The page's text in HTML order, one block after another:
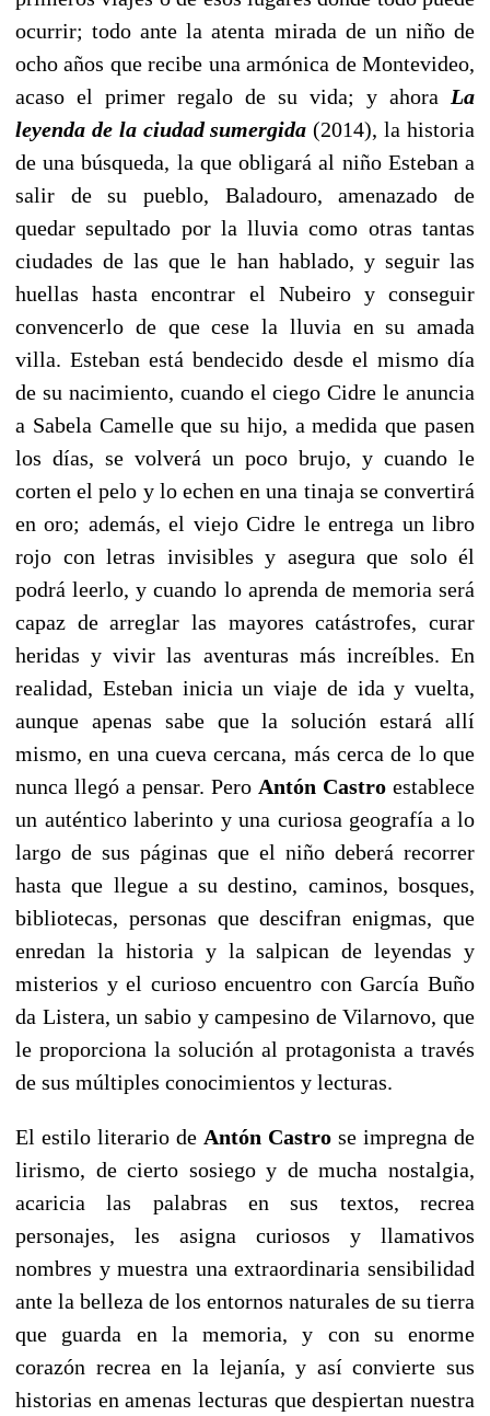
ocurrir; todo ante la atenta mirada de un niño de
ocho años que recibe una armónica de Montevideo,
acaso el primer regalo de su vida; y ahora La
leyenda de la ciudad sumergida (2014), la historia
de una búsqueda, la que obligará al niño Esteban a
salir de su pueblo, Baladouro, amenazado de
quedar sepultado por la lluvia como otras tantas
ciudades de las que le han hablado, y seguir las
huellas hasta encontrar el Nubeiro y conseguir
convencerlo de que cese la lluvia en su amada
villa. Esteban está bendecido desde el mismo día
de su nacimiento, cuando el ciego Cidre le anuncia
a Sabela Camelle que su hijo, a medida que pasen
los días, se volverá un poco brujo, y cuando le
corten el pelo y lo echen en una tinaja se convertirá
en oro; además, el viejo Cidre le entrega un libro
rojo con letras invisibles y asegura que solo él
podrá leerlo, y cuando lo aprenda de memoria será
capaz de arreglar las mayores catástrofes, curar
heridas y vivir las aventuras más increíbles. En
realidad, Esteban inicia un viaje de ida y vuelta,
aunque apenas sabe que la solución estará allí
mismo, en una cueva cercana, más cerca de lo que
nunca llegó a pensar. Pero Antón Castro establece
un auténtico laberinto y una curiosa geografía a lo
largo de sus páginas que el niño deberá recorrer
hasta que llegue a su destino, caminos, bosques,
bibliotecas, personas que descifran enigmas, que
enredan la historia y la salpican de leyendas y
misterios y el curioso encuentro con García Buño
da Listera, un sabio y campesino de Vilarnovo, que
le proporciona la solución al protagonista a través
de sus múltiples conocimientos y lecturas.
El estilo literario de Antón Castro se impregna de
lirismo, de cierto sosiego y de mucha nostalgia,
acaricia las palabras en sus textos, recrea
personajes, les asigna curiosos y llamativos
nombres y muestra una extraordinaria sensibilidad
ante la belleza de los entornos naturales de su tierra
que guarda en la memoria, y con su enorme
corazón recrea en la lejanía, y así convierte sus
historias en amenas lecturas que despiertan nuestra